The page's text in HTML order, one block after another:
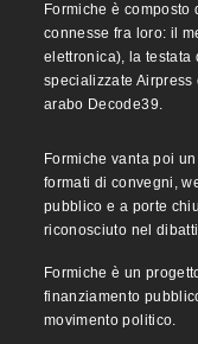
Formiche è composto
connesse fra loro: il
elettronica), la testata
specializzate
arabo Decode39.
Formiche vanta poi
formati di convegni,
pubblico e a porte
riconosciuto nel
Formiche è un
finanziamento
movimento politico.